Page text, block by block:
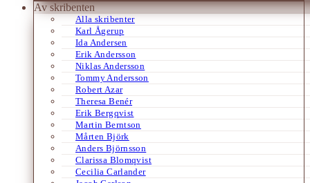
Av skribenten
Alla skribenter
Karl Ågerup
Ida Andersen
Erik Andersson
Niklas Andersson
Tommy Andersson
Robert Azar
Theresa Benér
Erik Bergqvist
Martin Berntson
Mårten Björk
Anders Björnsson
Clarissa Blomqvist
Cecilia Carlander